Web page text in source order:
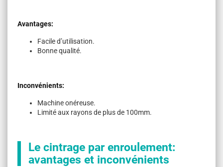
Avantages:
Facile d’utilisation.
Bonne qualité.
Inconvénients:
Machine onéreuse.
Limité aux rayons de plus de 100mm.
Le cintrage par enroulement:
avantages et inconvénients